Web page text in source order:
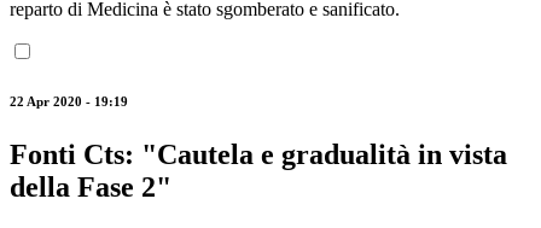
reparto di Medicina è stato sgomberato e sanificato.
22 Apr 2020 - 19:19
Fonti Cts: "Cautela e gradualità in vista
della Fase 2"